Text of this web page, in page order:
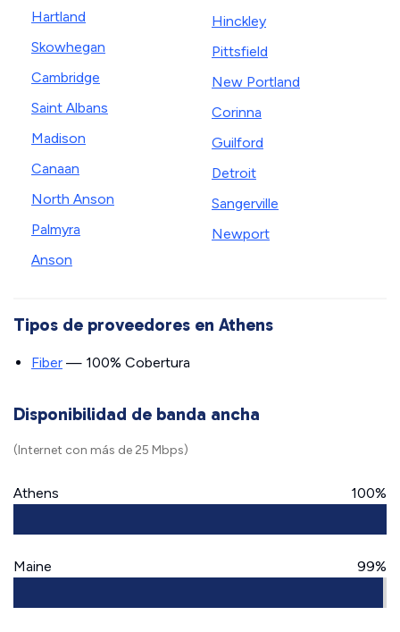
Hartland
Skowhegan
Cambridge
Saint Albans
Madison
Canaan
North Anson
Palmyra
Anson
Hinckley
Pittsfield
New Portland
Corinna
Guilford
Detroit
Sangerville
Newport
Tipos de proveedores en Athens
Fiber — 100% Cobertura
Disponibilidad de banda ancha
(Internet con más de 25 Mbps)
Athens 100%
Maine 99%